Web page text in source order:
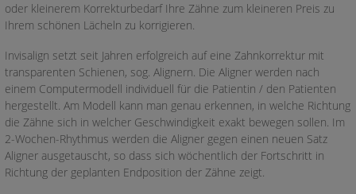
oder kleinerem Korrekturbedarf Ihre Zähne zum kleineren Preis zu
Ihrem schönen Lächeln zu korrigieren.
Invisalign setzt seit Jahren erfolgreich auf eine Zahnkorrektur mit
transparenten Schienen, sog. Alignern. Die Aligner werden nach
einem Computermodell individuell für die Patientin / den Patienten
hergestellt. Am Modell kann man genau erkennen, in welche Richtung
die Zähne sich in welcher Geschwindigkeit exakt bewegen sollen. Im
2-Wochen-Rhythmus werden die Aligner gegen einen neuen Satz
Aligner ausgetauscht, so dass sich wöchentlich der Fortschritt in
Richtung der geplanten Endposition der Zähne zeigt.